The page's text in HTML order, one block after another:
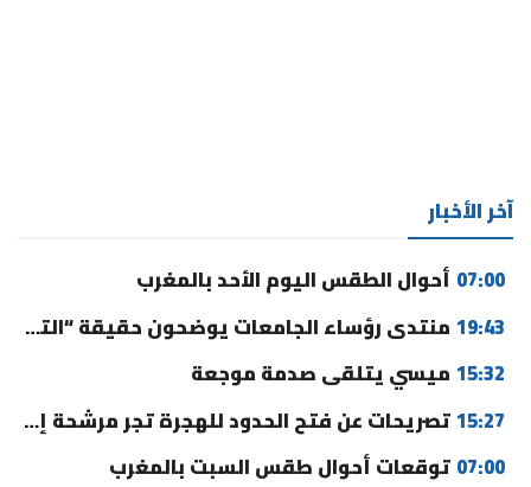
آخر الأخبار
07:00 أحوال الطقس اليوم الأحد بالمغرب
19:43 منتدى رؤساء الجامعات يوضحون حقيقة “التوقيت الميسر” ورسوم التسجيل
15:32 ميسي يتلقى صدمة موجعة
15:27تصريحات عن فتح الحدود للهجرة تجر مرشحة إلى القضاء
07:00 توقعات أحوال طقس السبت بالمغرب